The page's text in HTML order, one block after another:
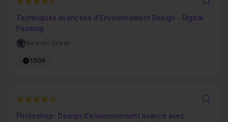
4.7818181818182
Techniques avancées d'Environnement Design - Digital
Painting
Bastien Grivet
1h36
4.5869565217391
Photoshop : Design d'environnement avancé avec